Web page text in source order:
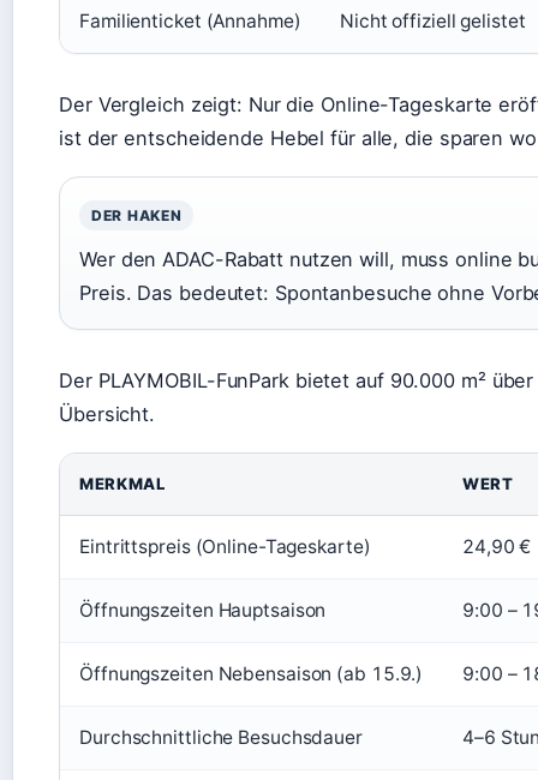
Familienticket (Annahme) Nicht offiziell gelistet
Der Vergleich zeigt: Nur die Online-Tageskarte
ist der entscheidende Hebel für alle, die sparen
DER HAKEN
Wer den ADAC-Rabatt nutzen will, muss online
Preis. Das bedeutet: Spontanbesuche ohne
Der PLAYMOBIL-FunPark bietet auf 90.000 m²
Übersicht.
MERKMAL WERT
Eintrittspreis (Online-Tageskarte) 24,90 €
Öffnungszeiten Hauptsaison 9:00 –
Öffnungszeiten Nebensaison (ab 15.9.) 9:00 –
Durchschnittliche Besuchsdauer 4–6